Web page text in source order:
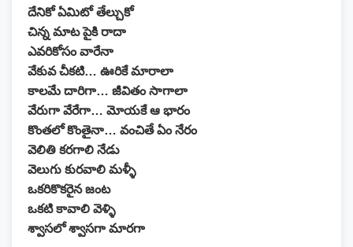
దేనికో ఏమిటో తేల్చుకో
చిన్న మాట పైకి రాదా
ఎవరికోసం వారేనా
వేకువ చీకటి… ఊరికే మారాలా
కాలమే దారిగా… జీవితం సాగాలా
వేరుగా వేరేగా… మోయకే ఆ భారం
కొంతలో కొంతైనా… వంచితే ఏం నేరం
వెలితి కరగాలి నేడు
వెలుగు కురవాలి మళ్ళీ
ఒకరికొకరైన జంట
ఒకటి కావాలి వెళ్ళి
శ్వాసలో శ్వాసగా మారగా